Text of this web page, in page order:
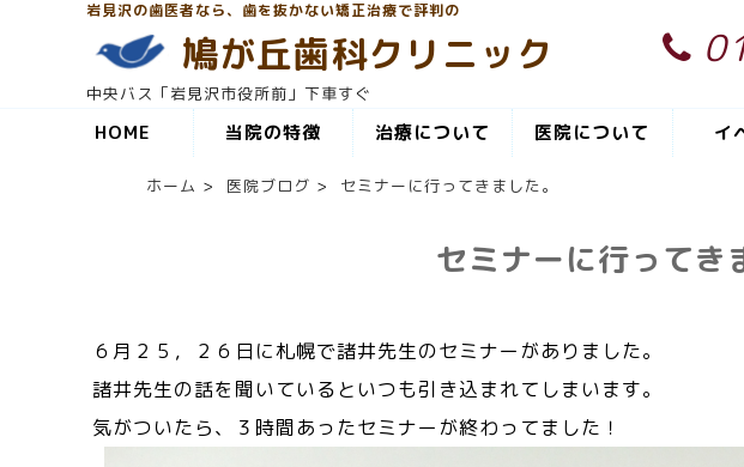
岩見沢の歯医者なら、歯を抜かない矯正治療で評判の
鳩が丘歯科クリニック
中央バス「岩見沢市役所前」下車すぐ
HOME 当院の特徴 治療について 医院について イ
ホーム > 医院ブログ > セミナーに行ってきました。
セミナーに行ってき
６月２５，２６日に札幌で諸井先生のセミナーがありました。
諸井先生の話を聞いているといつも引き込まれてしまいます。
気がついたら、３時間あったセミナーが終わってました！